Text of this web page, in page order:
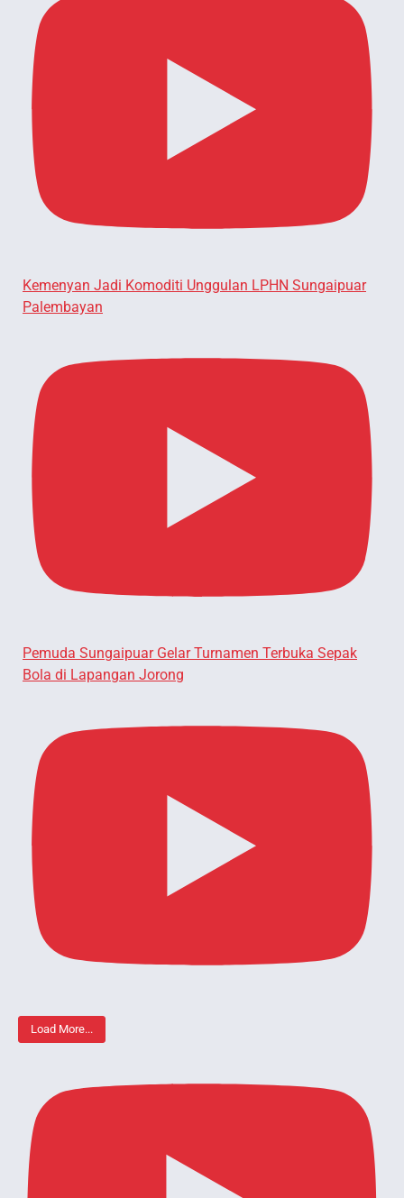
Kemenyan Jadi Komoditi Unggulan LPHN Sungaipuar
Palembayan
Pemuda Sungaipuar Gelar Turnamen Terbuka Sepak
Bola di Lapangan Jorong
Load More...